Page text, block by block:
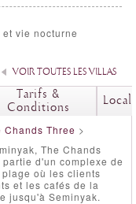
vie nocturne
VOIR TOUTES LES VILLAS
Tarifs &
Conditions
Chands Three >
The Chands
d'un complexe de
où les clients
et les cafés de la
jusqu'à Seminyak.